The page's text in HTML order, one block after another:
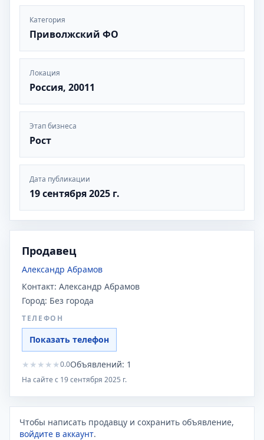
Категория
Приволжский ФО
Локация
Россия, 20011
Этап бизнеса
Рост
Дата публикации
19 сентября 2025 г.
Продавец
Александр Абрамов
Контакт: Александр Абрамов
Город: Без города
ТЕЛЕФОН
Показать телефон
★ ★ ★ ★ ★0.0Объявлений: 1
На сайте с 19 сентября 2025 г.
Чтобы написать продавцу и сохранить объявление,
войдите в аккаунт.